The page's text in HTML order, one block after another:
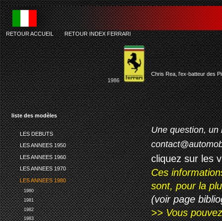
liste des modèles
LES DEBUTS
LES ANNEES 1950
LES ANNEES 1960
LES ANNEES 1970
LES ANNEES 1980
1980
1981
1982
1983
RETOUR ACCUEIL-RETOUR INDEX FERRARI
1986
Chris Rea, l'ex-batteur des
Une question, un
cliquez sur les
Ces
sont, pour la
(voir page
>> Vous